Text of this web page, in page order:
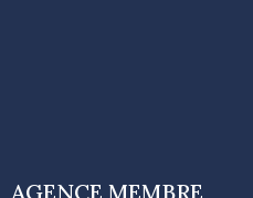
AGENCE MEMBRE